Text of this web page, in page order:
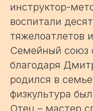
инструктор-
воспитали
тяжелоатлетов
Семейный союз
благодаря
родился в
физкультура
Отец – мастер